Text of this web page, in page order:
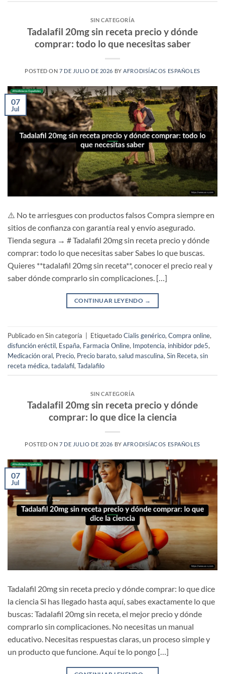
SIN CATEGORÍA
Tadalafil 20mg sin receta precio y dónde
comprar: todo lo que necesitas saber
POSTED ON 7 DE JULIO DE 2026 BYAFRODISÍACOS ESPAÑOLES
07
Jul
⚠️ No te arriesgues con productos falsos Compra siempre en
sitios de confianza con garantía real y envío asegurado.
Tienda segura → # Tadalafil 20mg sin receta precio y dónde
comprar: todo lo que necesitas saber Sabes lo que buscas.
Quieres **tadalafil 20mg sin receta**, conocer el precio real y
saber dónde comprarlo sin complicaciones. […]
CONTINUAR LEYENDO →
Publicado en Sin categoría EtiquetadoCialis genérico, Compra online,
disfunción eréctil, España, Farmacia Online, Impotencia, inhibidor pde5,
Medicación oral, Precio, Precio barato, salud masculina, Sin Receta, sin
receta médica, tadalafil, Tadalafilo
SIN CATEGORÍA
Tadalafil 20mg sin receta precio y dónde
comprar: lo que dice la ciencia
POSTED ON 7 DE JULIO DE 2026 BYAFRODISÍACOS ESPAÑOLES
07
Jul
Tadalafil 20mg sin receta precio y dónde comprar: lo que dice
la ciencia Si has llegado hasta aquí, sabes exactamente lo que
buscas: Tadalafil 20mg sin receta, el mejor precio y dónde
comprarlo sin complicaciones. No necesitas un manual
educativo. Necesitas respuestas claras, un proceso simple y
un producto que funcione. Aquí te lo pongo […]